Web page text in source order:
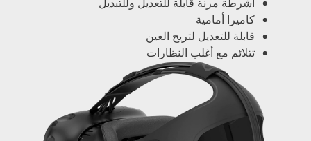
كاميرا أمامية
قابلة للتعديل لتريح العين
تتلائم مع أغلب النظارات